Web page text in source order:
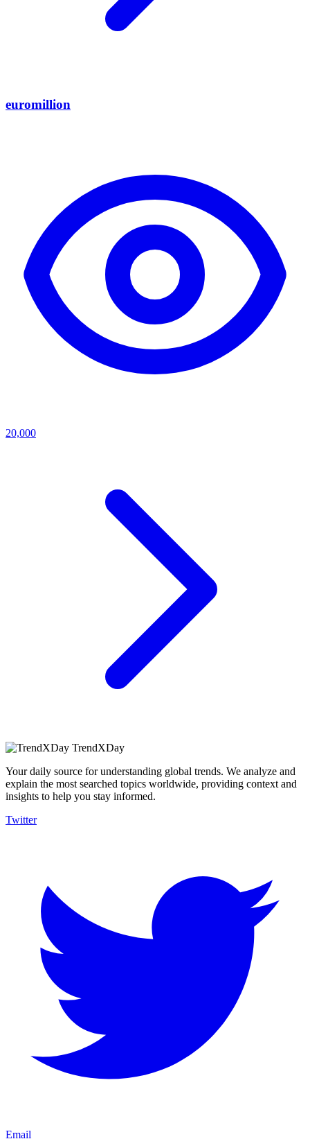
euromillion
20,000
TrendXDay
Your daily source for understanding global trends. We analyze and
explain the most searched topics worldwide, providing context and
insights to help you stay informed.
Twitter
Email